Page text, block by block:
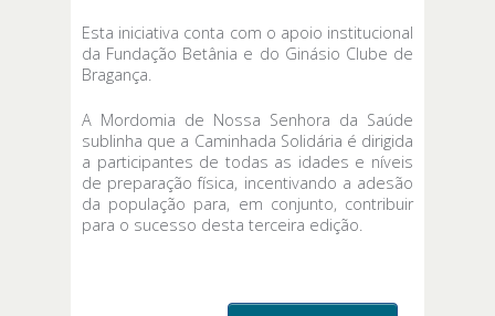
Esta iniciativa conta com o apoio institucional
da Fundação Betânia e do Ginásio Clube de
Bragança.
A Mordomia de Nossa Senhora da Saúde
sublinha que a Caminhada Solidária é dirigida
a participantes de todas as idades e níveis
de preparação física, incentivando a adesão
da população para, em conjunto, contribuir
para o sucesso desta terceira edição.